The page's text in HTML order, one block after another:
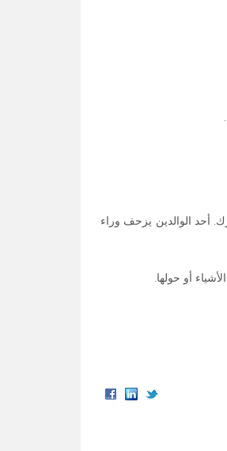
أحد الوالدين يزحف وراء
أو حولها.